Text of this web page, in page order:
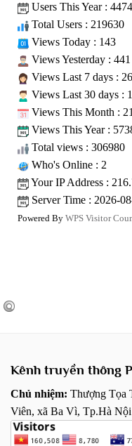
Users This Year :
Total Users : 219630
Views Today : 143
Views Yesterday : 441
Views Last 7 days :
Views Last 30 days :
Views This Month :
Views This Year :
Total views : 306980
Who's Online : 2
Your IP Address :
Server Time : 2026-
Powered By WPS Visitor
Kênh truyền thông
Chủ nhiệm: Thượng Tọa
Viên, xã Ba Vì, Tp.Hà Nội